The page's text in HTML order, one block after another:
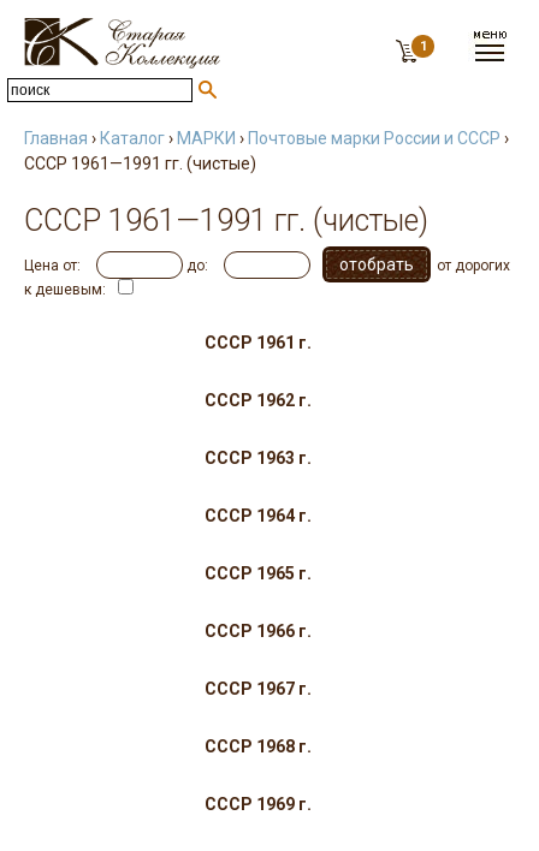
1
Главная › Каталог› МАРКИ › Почтовые марки России и СССР ›
СССР 1961—1991 гг. (чистые)
СССР 1961—1991 гг. (чистые)
Цена от: до:
от дорогих
к дешевым:
СССР 1961 г.
СССР 1962 г.
СССР 1963 г.
СССР 1964 г.
СССР 1965 г.
СССР 1966 г.
СССР 1967 г.
СССР 1968 г.
СССР 1969 г.